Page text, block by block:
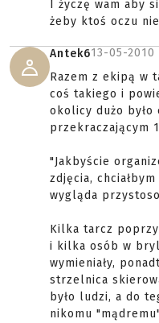
I życzę wam aby
żeby ktoś oczu
Antek613-05-2010
Razem z ekipą w
coś takiego i
okolicy dużo było
przekraczającym
"Jakbyście
zdjęcia,
wygląda
Kilka tarcz
i kilka osób w
wymieniały,
strzelnica
było ludzi, a do
nikomu